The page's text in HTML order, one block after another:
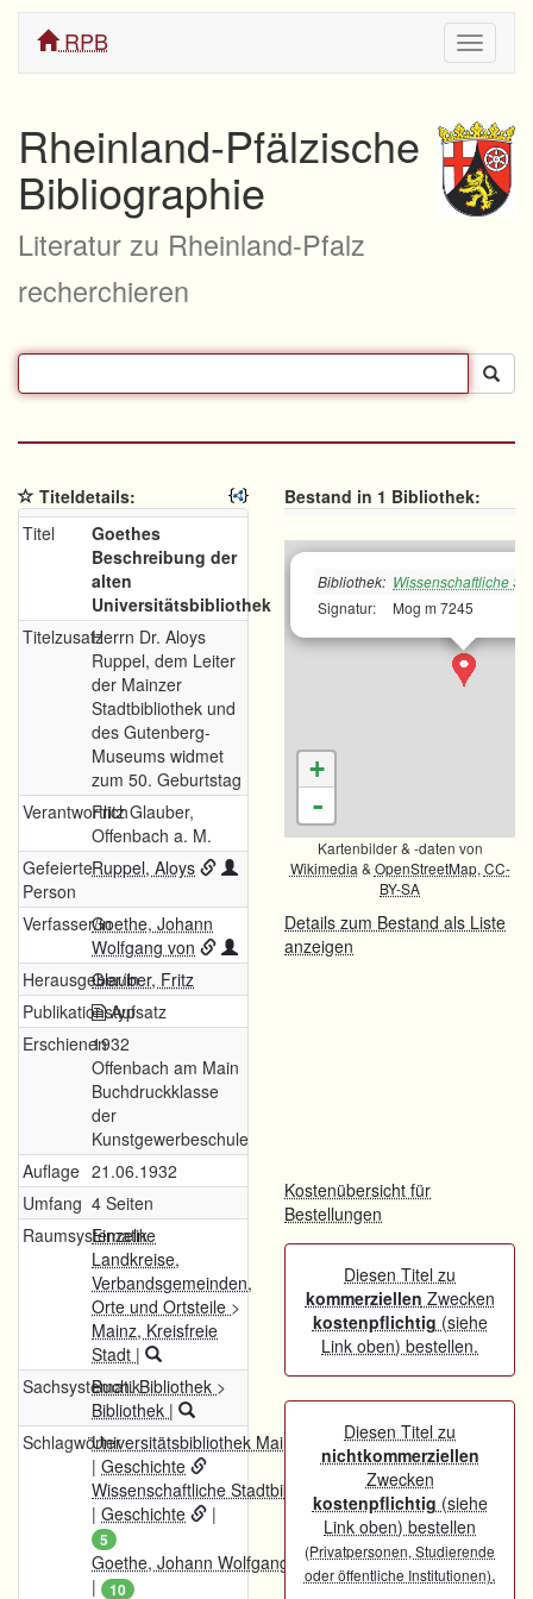
ein/
RPB
Rheinland-Pfälzische
Bibliographie
Literatur zu Rheinland-Pfalz
recherchieren
Titeldetails:
Titel
Goethes
Beschreibung der
alten
Universitätsbibliothek
TitelzusatzHerrn Dr. Aloys
Ruppel, dem Leiter
der Mainzer
Stadtbibliothek und
des Gutenberg-
Museums widmet
zum 50. Geburtstag
VerantwortlichFritz Glauber,
Offenbach a. M.
Gefeierte
Person
Ruppel, Aloys
Verfasser/inGoethe, Johann
Wolfgang von
Herausgeber/inGlauber, Fritz
PublikationstypAufsatz
Erschienen1932
Offenbach am Main
Buchdruckklasse
der
Kunstgewerbeschule
Auflage 21.06.1932
Umfang 4 Seiten
Raumsystematik
Einzelne
Landkreise,
Verbandsgemeinden,
Orte und Ortsteile >
Mainz, Kreisfreie
Stadt |
SachsystematikBuch. Bibliothek >
Bibliothek |
SchlagwörterUniversitätsbibliothek Mainz (1946-)
| Geschichte
Wissenschaftliche Stadtbibliothek Mainz
| Geschichte |
5
Goethe, Johann Wolfgang von
|
10
Bestand in 1 Bibliothek:
Bibliothek: Wissenschaftliche
Signatur:
Mog m 7245
+
-
Kartenbilder & -daten von
Wikimedia & OpenStreetMap, CC-
BY-SA
Details zum Bestand als Liste
anzeigen
Kostenübersicht für
Bestellungen
Diesen Titel zu
kommerziellen Zwecken
kostenpflichtig (siehe
Link oben) bestellen.
Diesen Titel zu
nichtkommerziellen
Zwecken
kostenpflichtig (siehe
Link oben) bestellen
(Privatpersonen, Studierende
oder öffentliche Institutionen).